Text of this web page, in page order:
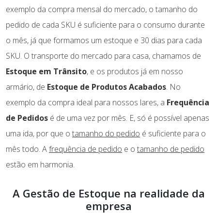
exemplo da compra mensal do mercado, o tamanho do
pedido de cada SKU é suficiente para o consumo durante
o mês, já que formamos um estoque e 30 dias para cada
SKU. O transporte do mercado para casa, chamamos de
Estoque em Trânsito, e os produtos já em nosso
armário, de Estoque de Produtos Acabados. No
exemplo da compra ideal para nossos lares, a Frequência
de Pedidos é de uma vez por mês. E, só é possível apenas
uma ida, por que o tamanho do pedido é suficiente para o
mês todo. Afrequência de pedido e o tamanho de pedido
estão em harmonia.
A Gestão de Estoque na realidade da
empresa